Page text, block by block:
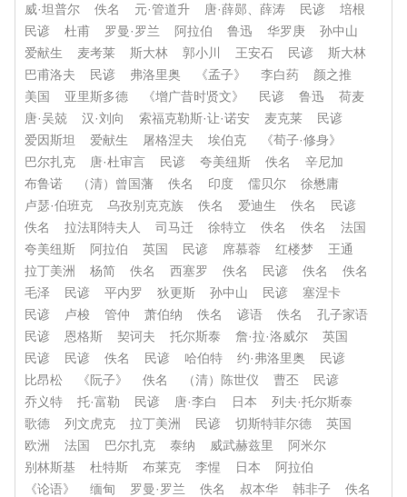
威·坦普尔
佚名 元·管道升 唐·薛郧、薛涛 民谚
培根
民谚
杜甫 罗曼·罗兰 阿拉伯 鲁迅 华罗庚
孙中山
爱献生
麦考莱 斯大林 郭小川 王安石 民谚
斯大林
巴甫洛夫
民谚 弗洛里奥 《孟子》 李白药
颜之推
美国
亚里斯多德 《增广昔时贤文》 民谚 鲁迅
荷麦
唐·吴兢
汉·刘向 索福克勒斯·让·诺安 麦克莱
民谚
爱因斯坦
爱献生 屠格涅夫 埃伯克
《荀子·修身》
巴尔扎克
唐·杜审言 民谚 夸美纽斯 佚名
辛尼加
布鲁诺
（清）曾国藩 佚名 印度 儒贝尔
徐懋庸
卢瑟·伯班克
乌孜别克克族 佚名 爱迪生 佚名
民谚
佚名
拉法耶特夫人 司马迁 徐特立 佚名 佚名
法国
夸美纽斯
阿拉伯 英国 民谚 席慕蓉 红楼梦
王通
拉丁美洲
杨简 佚名 西塞罗 佚名 民谚 佚名
佚名
毛泽
民谚 平内罗 狄更斯 孙中山 民谚
塞涅卡
民谚
卢梭 管仲 萧伯纳 佚名 谚语 佚名
孔子家语
民谚
恩格斯 契诃夫 托尔斯泰 詹·拉·洛威尔
英国
民谚
民谚 佚名 民谚 哈伯特 约·弗洛里奥
民谚
比昂松
《阮子》 佚名 （清）陈世仪 曹丕
民谚
乔义特
托·富勒 民谚 唐·李白 日本
列夫·托尔斯泰
歌德
列文虎克 拉丁美洲 民谚 切斯特菲尔德
英国
欧洲
法国 巴尔扎克 泰纳 威武赫兹里
阿米尔
别林斯基
杜特斯 布莱克 李惺 日本
阿拉伯
《论语》
缅甸 罗曼·罗兰 佚名 叔本华 韩非子
佚名